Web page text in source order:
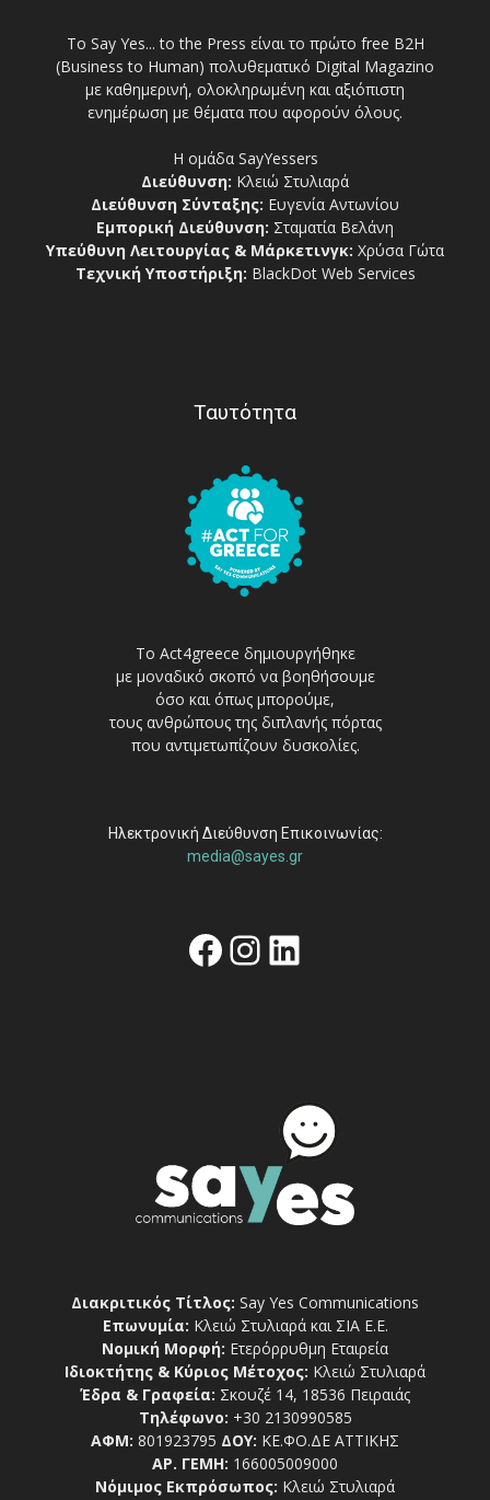
Το Say Yes... to the Press είναι το πρώτο free Β2Η
(Business to Human) πολυθεματικό Digital Magazino
με καθημερινή, ολοκληρωμένη και αξιόπιστη
ενημέρωση με θέματα που αφορούν όλους.
Η ομάδα SayYessers
Διεύθυνση: Κλειώ Στυλιαρά
Διεύθυνση Σύνταξης: Ευγενία Αντωνίου
Εμπορική Διεύθυνση: Σταματία Βελάνη
Υπεύθυνη Λειτουργίας & Μάρκετινγκ: Χρύσα Γώτα
Τεχνική Υποστήριξη: BlackDot Web Services
Ταυτότητα
Το Act4greece δημιουργήθηκε
με μοναδικό σκοπό να βοηθήσουμε
όσο και όπως μπορούμε,
τους ανθρώπους της διπλανής πόρτας
που αντιμετωπίζουν δυσκολίες.
Ηλεκτρονική Διεύθυνση Επικοινωνίας:
media@sayes.gr
Facebook
Instagram
Linkedin
Διακριτικός Τίτλος: Say Yes Communications
Επωνυμία: Κλειώ Στυλιαρά και ΣΙΑ Ε.Ε.
Νομική Μορφή: Ετερόρρυθμη Εταιρεία
Ιδιοκτήτης & Κύριος Μέτοχος: Κλειώ Στυλιαρά
Έδρα & Γραφεία: Σκουζέ 14, 18536 Πειραιάς
Τηλέφωνο: +30 2130990585
ΑΦΜ: 801923795 ΔΟΥ: ΚΕ.ΦΟ.ΔΕ ΑΤΤΙΚΗΣ
ΑΡ. ΓΕΜΗ: 166005009000
Νόμιμος Εκπρόσωπος: Κλειώ Στυλιαρά